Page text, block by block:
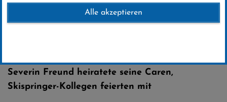
11 .September 2016
Severin Freund heiratete seine Caren,
Skispringer-Kollegen feierten mit
Alle akzeptieren